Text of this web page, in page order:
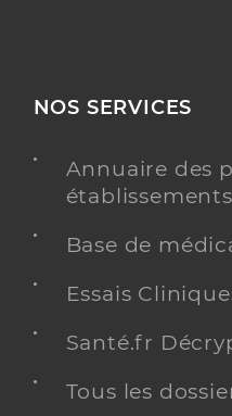
NOS SERVICES
Annuaire des
Base de
Essais
Santé.fr
Tous les